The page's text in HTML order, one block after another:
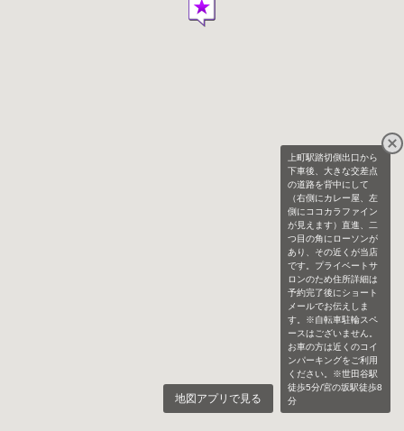
上町駅踏切側出口から
下車後、大きな交差点
の道路を背中にして
（右側にカレー屋、左
側にココカラファイン
が見えます）直進、二
つ目の角にローソンが
あり、その近くが当店
です。プライベートサ
ロンのため住所詳細は
予約完了後にショート
メールでお伝えしま
す。※自転車駐輪スペ
ースはございません。
お車の方は近くのコイ
ンパーキングをご利用
ください。※世田谷駅
徒歩5分/宮の坂駅徒歩8
分
地図アプリで見る